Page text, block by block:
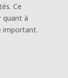
Ce
quant à
important.